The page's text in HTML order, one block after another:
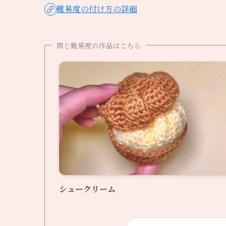
難易度の付け方の詳細
同じ難易度の作品はこちら
シュークリーム